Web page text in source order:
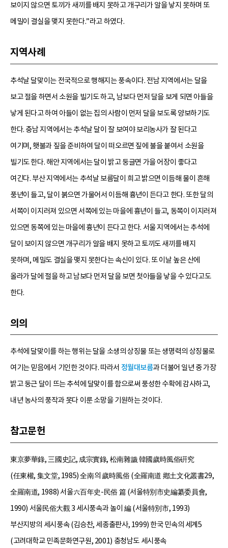
보이지 않으면 토끼가 새끼를 배지 못하고 개구리가 알을 낳지 못하며 또
메밀이 결실을 맺지 못한다.”라고 하였다.
지역사례
추석날 달맞이는 전국적으로 행해지는 풍속이다. 전남 지역에서는 달을
보고 절을 하면서 소원을 빌기도 하고, 남보다 먼저 달을 보게 되면 아들을
낳게 된다고 하여 아들이 없는 집의 사람이 먼저 달을 보도록 양보하기도
한다. 충남 지역에서는 추석날 달이 잘 보여야 보리농사가 잘 된다고
여기며, 횃불과 짚을 준비하여 달이 떠오르면 짚에 불을 붙여서 소원을
빌기도 한다. 해안 지역에서는 달이 밝고 둥글면 가을 어장이 좋다고
여긴다. 부산 지역에서는 추석날 보름달이 희고 밝으면 이듬해 물이 흔해
풍년이 들고, 달이 붉으면 가물어서 이듬해 흉년이 든다고 한다. 또한 달의
서쪽이 이지러져 있으면 서쪽에 있는 마을에 흉년이 들고, 동쪽이 이지러져
있으면 동쪽에 있는 마을에 흉년이 든다고 한다. 서울 지역에서는 추석에
달이 보이지 않으면 개구리가 알을 배지 못하고 토끼도 새끼를 배지
못하며, 메밀도 결실을 맺지 못한다는 속신이 있다. 또 이날 높은 산에
올라가 달에 절을 하고 남보다 먼저 달을 보면 첫아들을 낳을 수 있다고도
한다.
의의
추석에 달맞이를 하는 행위는 달을 소생의 상징물 또는 생명력의 상징물로
여기는 믿음에서 기인한 것이다. 따라서 정월대보름과 더불어 일년 중 가장
밝고 둥근 달이 뜨는 추석에 달맞이를 함으로써 풍성한 수확에 감사하고,
내년 농사의 풍작과 못다 이룬 소망을 기원하는 것이다.
참고문헌
東京夢華錄, 三國史記, 成宗實錄, 松南雜識 韓國歲時風俗硏究
(任東權, 集文堂, 1985) 全南의 歲時風俗 (全羅南道 鄕土文化叢書29,
全羅南道, 1988) 서울六百年史-民俗 篇 (서울特別市史編纂委員會,
1990) 서울民俗大觀 3 세시풍속과 놀이 編 (서울特別市, 1993)
부산지방의 세시풍속 (김승찬, 세종출판사, 1999) 한국 민속의 세계5
(고려대학교 민족문화연구원, 2001) 충청남도 세시풍속